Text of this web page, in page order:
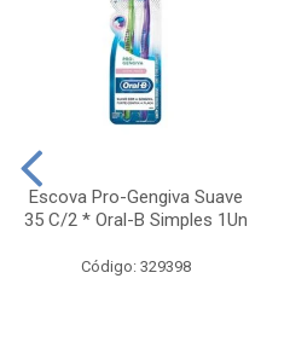
Escova Pro-Gengiva Suave
35 C/2 * Oral-B Simples 1Un
Código: 329398